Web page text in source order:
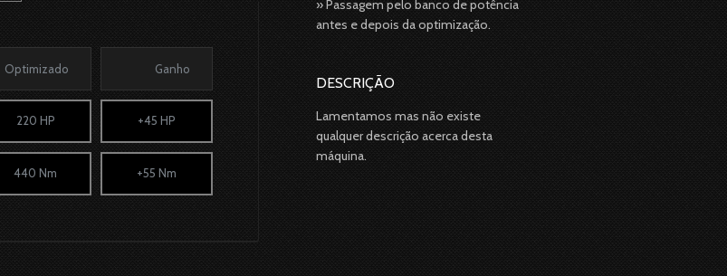
Optimizado Ganho
220 HP +45 HP
440 Nm +55 Nm
» Passagem pelo banco de potência
antes e depois da optimização.
DESCRIÇÃO
Lamentamos mas não existe
qualquer descrição acerca desta
máquina.